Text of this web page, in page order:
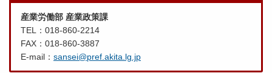
産業労働部 産業政策課
TEL：018-860-2214
FAX：018-860-3887
E-mail： sansei@pref.akita.lg.jp